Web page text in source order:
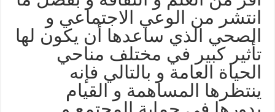
من الوعي الاجتماعي و
الذي ساعدها أن يكون لها
كبير في مختلف مناحي
العامة و بالتالي فإنه
المساهمة و القيام